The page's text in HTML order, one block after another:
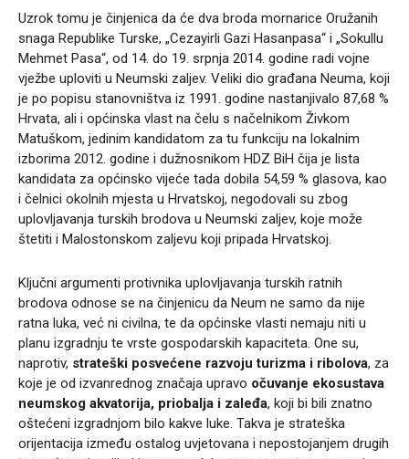
Uzrok tomu je činjenica da će dva broda mornarice Oružanih
snaga Republike Turske, „Cezayirli Gazi Hasanpasa“ i „Sokullu
Mehmet Pasa“, od 14. do 19. srpnja 2014. godine radi vojne
vježbe uploviti u Neumski zaljev. Veliki dio građana Neuma, koji
je po popisu stanovništva iz 1991. godine nastanjivalo 87,68 %
Hrvata, ali i općinska vlast na čelu s načelnikom Živkom
Matuškom, jedinim kandidatom za tu funkciju na lokalnim
izborima 2012. godine i dužnosnikom HDZ BiH čija je lista
kandidata za općinsko vijeće tada dobila 54,59 % glasova, kao
i čelnici okolnih mjesta u Hrvatskoj, negodovali su zbog
uplovljavanja turskih brodova u Neumski zaljev, koje može
štetiti i Malostonskom zaljevu koji pripada Hrvatskoj.
Ključni argumenti protivnika uplovljavanja turskih ratnih
brodova odnose se na činjenicu da Neum ne samo da nije
ratna luka, već ni civilna, te da općinske vlasti nemaju niti u
planu izgradnju te vrste gospodarskih kapaciteta. One su,
naprotiv, strateški posvećene razvoju turizma i ribolova, za
koje je od izvanrednog značaja upravo očuvanje ekosustava
neumskog akvatorija, priobalja i zaleđa, koji bi bili znatno
oštećeni izgradnjom bilo kakve luke. Takva je strateška
orijentacija između ostalog uvjetovana i nepostojanjem drugih